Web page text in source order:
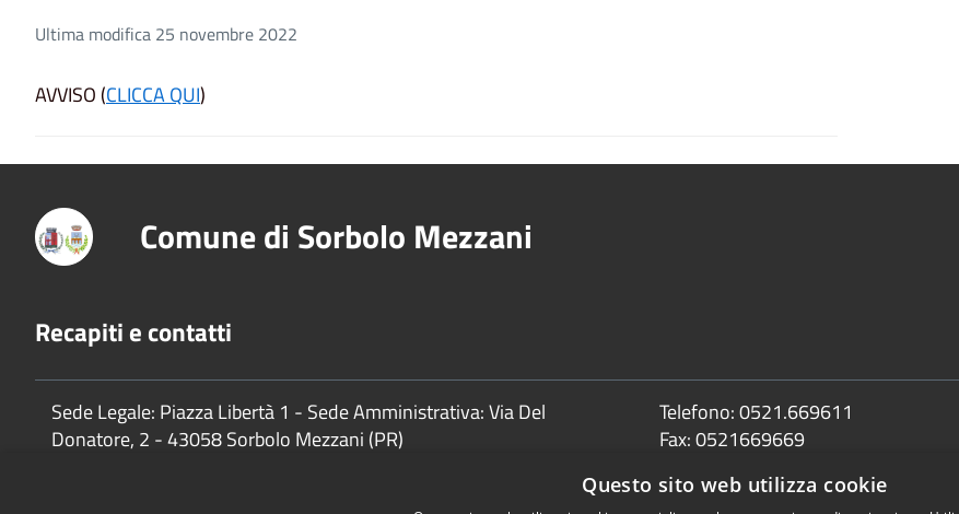
Ultima modifica 25 novembre 2022
AVVISO (CLICCA QUI)
Comune di Sorbolo Mezzani
Recapiti e contatti
Sede Legale: Piazza Libertà 1 - Sede Amministrativa: Via Del
Donatore, 2 - 43058 Sorbolo Mezzani (PR)
Telefono:0521.669611
Fax:0521669669
Pec:
Questo sito web utilizza cookie